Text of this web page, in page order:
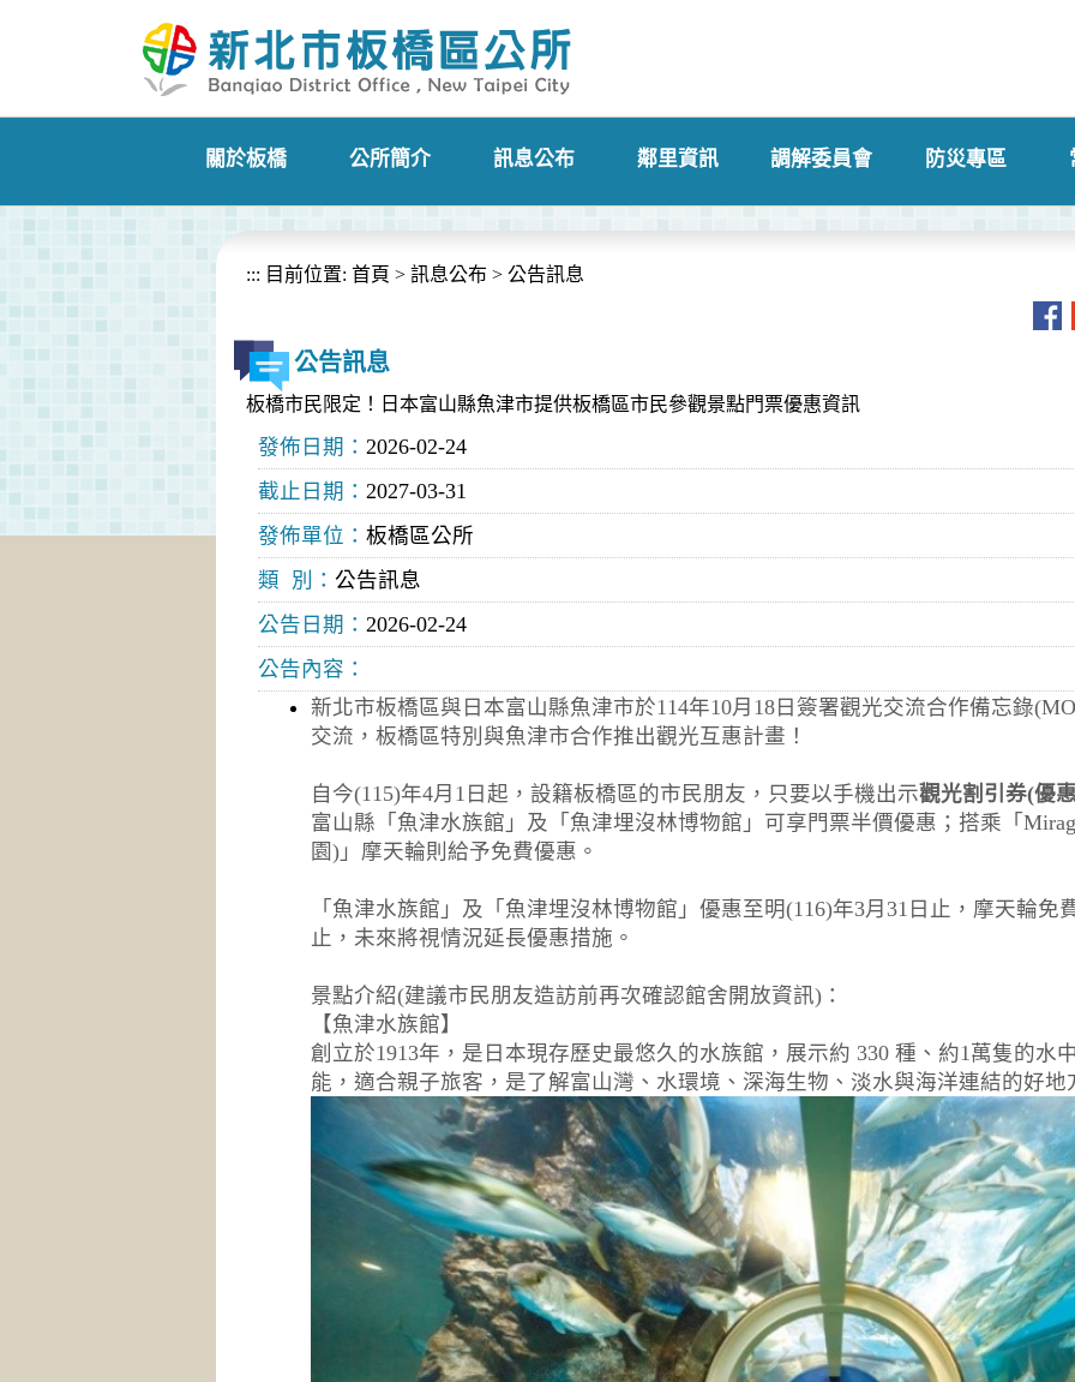
關於板橋
公所簡介
訊息公布
鄰里資訊
調解委員會
防災專區
::: 目前位置: 首頁 > 訊息公布 > 公告訊息
公告訊息
板橋市民限定！日本富山縣魚津市提供板橋區市民參觀景點門票優惠資訊
發佈日期： 2026-02-24
截止日期： 2027-03-31
發佈單位： 板橋區公所
類 別： 公告訊息
公告日期： 2026-02-24
公告內容：
新北市板橋區與日本富山縣魚津市於114年10月18日簽署觀光交流合作備忘錄
交流，板橋區特別與魚津市合作推出觀光互惠計畫！
自今(115)年4月1日起，設籍板橋區的市民朋友，只要以手機出示觀光割引券(優
富山縣「魚津水族館」及「魚津埋沒林博物館」可享門票半價優惠；搭乘「
園)」摩天輪則給予免費優惠。
「魚津水族館」及「魚津埋沒林博物館」優惠至明(116)年3月31日止，摩天輪免
止，未來將視情況延長優惠措施。
景點介紹(建議市民朋友造訪前再次確認館舍開放資訊)：
【魚津水族館】
創立於1913年，是日本現存歷史最悠久的水族館，展示約 330 種、約1萬隻的水
能，適合親子旅客，是了解富山灣、水環境、深海生物、淡水與海洋連結的好地